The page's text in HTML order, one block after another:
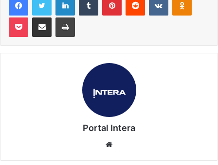
Pocket Compartilhar via e-mail Imprimir
Portal Intera